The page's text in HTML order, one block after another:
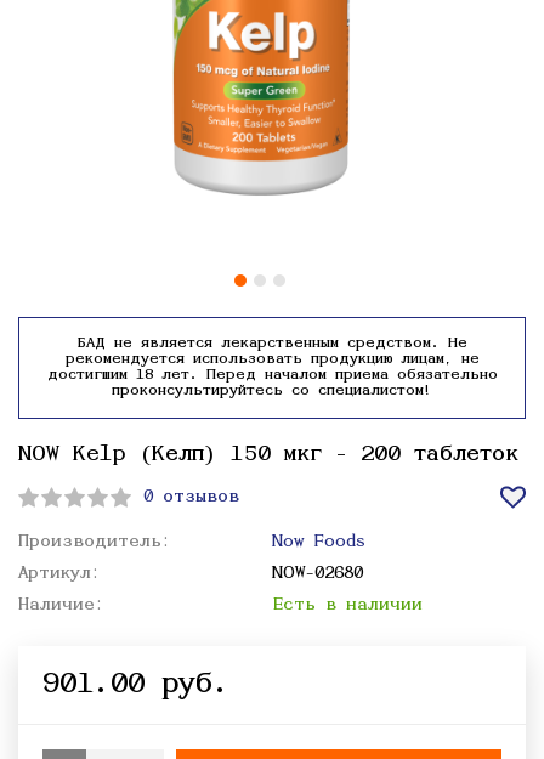
БАД не является лекарственным средством. Не
рекомендуется использовать продукцию лицам, не
достигшим 18 лет. Перед началом приема обязательно
проконсультируйтесь со специалистом!
NOW Kelp (Келп) 150 мкг - 200 таблеток
0 отзывов
Производитель:
Now Foods
Артикул:
NOW-02680
Наличие:
Есть в наличии
901.00 руб.